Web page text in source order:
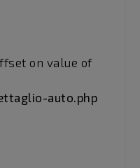
on value of
auto.php